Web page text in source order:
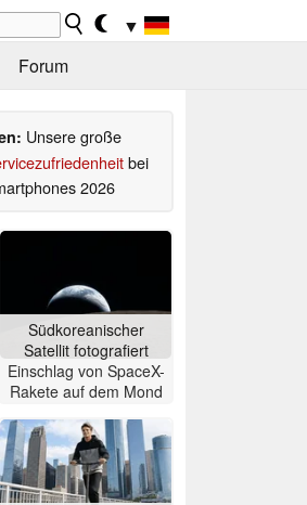
▼
Forum
Unsere große
bei
2026
Südkoreanischer
Satellit fotografiert
Einschlag von SpaceX-
Rakete auf dem Mond